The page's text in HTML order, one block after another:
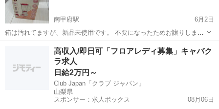
南甲府駅
6月2日
箱は汚れてますが、新品未使用です。 不要になったためお譲りしま
す。
甲府市 南甲府駅 キッチン家電 ミキサー
高収入/即日可「フロアレディ募集」キャバク
ラ求人
日給2万円～
Club Japan「クラブ ジャパン」
山梨県
スポンサー：求人ボックス
08月06日